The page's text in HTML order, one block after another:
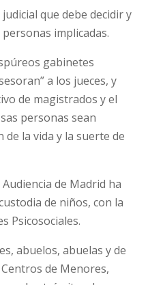
que debe decidir y
implicadas.
gabinetes
a los jueces, y
de magistrados y el
personas sean
de la vida y la suerte de
de Madrid ha
de niños, con la
Psicosociales.
abuelos, abuelas y de
de Menores,